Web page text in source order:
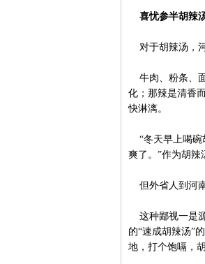
喜忧参半胡辣
对于胡辣汤，河
牛肉、粉条、
化；那辣是清香
快淋漓。
“冬天早上喝碗
爽了。”作为胡辣
但外省人到河
这种鄙视一是
的“速成胡辣汤”
地，打个饱嗝，